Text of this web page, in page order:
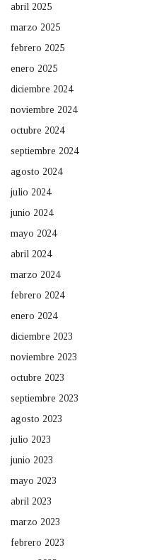
abril 2025
marzo 2025
febrero 2025
enero 2025
diciembre 2024
noviembre 2024
octubre 2024
septiembre 2024
agosto 2024
julio 2024
junio 2024
mayo 2024
abril 2024
marzo 2024
febrero 2024
enero 2024
diciembre 2023
noviembre 2023
octubre 2023
septiembre 2023
agosto 2023
julio 2023
junio 2023
mayo 2023
abril 2023
marzo 2023
febrero 2023